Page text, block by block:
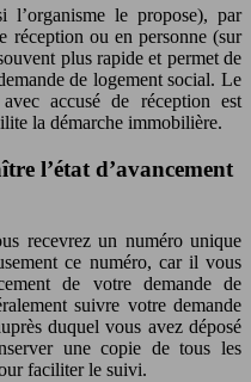
le propose), par
réception ou en personne (sur
plus rapide et permet de
de logement social. Le
accusé de réception est
la démarche immobilière.
l’état d’avancement
recevrez un numéro unique
ce numéro, car il vous
de votre demande de
suivre votre demande
duquel vous avez déposé
une copie de tous les
faciliter le suivi.